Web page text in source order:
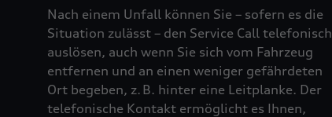
Nach einem Unfall können Sie – sofern es die
Situation zulässt – den Service Call telefonisch
auslösen, auch wenn Sie sich vom Fahrzeug
entfernen und an einen weniger gefährdeten
Ort begeben, z. B. hinter eine Leitplanke. Der
telefonische Kontakt ermöglicht es Ihnen,